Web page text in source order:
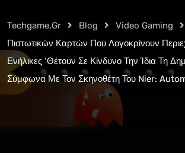
Techgame.gr Blog Video Gaming
Πιστωτικών Καρτών Που Λογοκρίνουν
Ενήλικες ‘Θέτουν Σε Κίνδυνο Την Ίδια Τη
Σύμφωνα Με Τον Σκηνοθέτη Του Nier: